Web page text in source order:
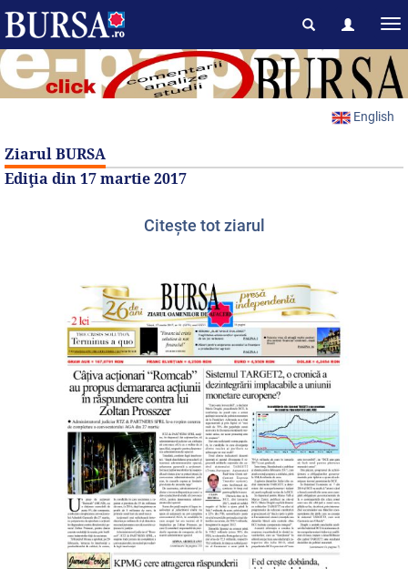
English
Ziarul BURSA
Ediţia din17 martie 2017
Citeşte tot ziarul